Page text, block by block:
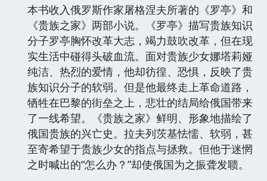
本书收入俄罗斯作家屠格涅夫所著的《罗亭》和
《贵族之家》两部小说。《罗亭》描写贵族知识
分子罗亭胸怀改革大志，竭力鼓吹改革，但在现
实生活中碰得头破血流。面对贵族少女娜塔莉娅
纯洁、热烈的爱情，他却彷徨、恐惧，反映了贵
族知识分子的软弱。但是他最终走上革命道路，
牺牲在巴黎的街垒之上，悲壮的结局给俄国带来
了一线希望。《贵族之家》鲜明、形象地描绘了
俄国贵族的兴亡史。拉夫列茨基怯懦、软弱，甚
至寄希望于贵族少女的指点与拯救。但他于迷惘
之时喊出的“怎么办？”却使俄国为之振聋发聩。